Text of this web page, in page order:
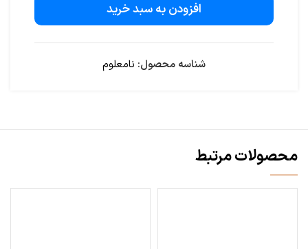
افزودن به سبد خرید
شناسه محصول: نامعلوم
محصولات مرتبط